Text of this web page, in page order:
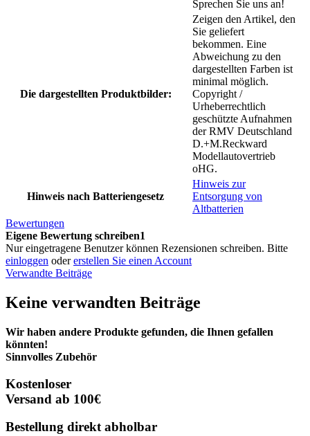
Sprechen Sie uns an!
Die dargestellten Produktbilder:
Zeigen den Artikel, den
Sie geliefert
bekommen. Eine
Abweichung zu den
dargestellten Farben ist
minimal möglich.
Copyright /
Urheberrechtlich
geschützte Aufnahmen
der RMV Deutschland
D.+M.Reckward
Modellautovertrieb
oHG.
Hinweis nach Batteriengesetz
Hinweis zur
Entsorgung von
Altbatterien
Bewertungen
Eigene Bewertung schreiben1
Nur eingetragene Benutzer können Rezensionen schreiben. Bitte
einloggen odererstellen Sie einen Account
Verwandte Beiträge
Keine verwandten Beiträge
Wir haben andere Produkte gefunden, die Ihnen gefallen
könnten!
Sinnvolles Zubehör
Kostenloser
Versand ab 100€
Bestellung direkt abholbar